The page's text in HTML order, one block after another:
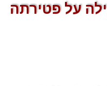
על פטירתה